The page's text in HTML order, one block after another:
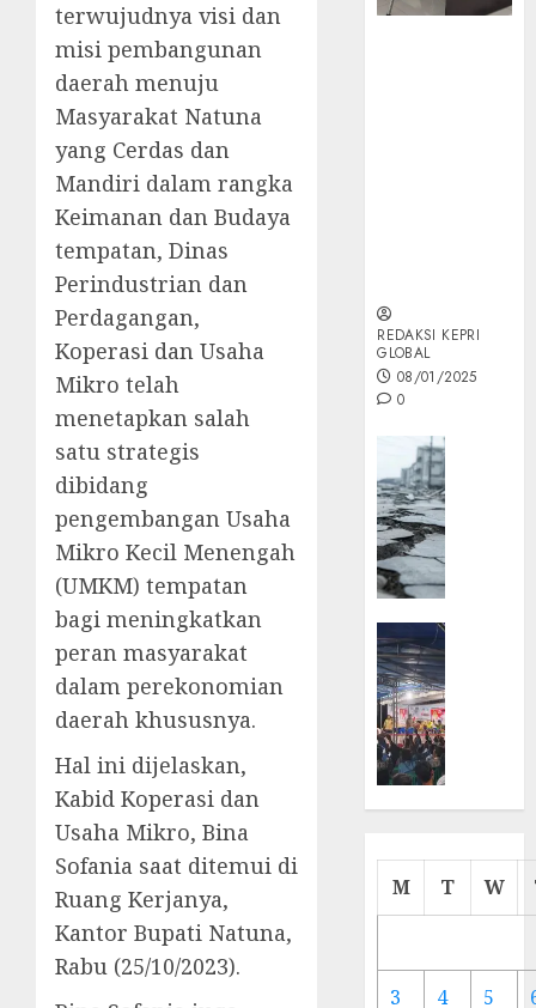
terwujudnya visi dan
misi pembangunan
daerah menuju
Masyarakat Natuna
yang Cerdas dan
Mandiri dalam rangka
Keimanan dan Budaya
tempatan, Dinas
Perindustrian dan
Perdagangan,
Koperasi dan Usaha
Mikro telah
menetapkan salah
satu strategis
dibidang
pengembangan Usaha
Mikro Kecil Menengah
(UMKM) tempatan
bagi meningkatkan
peran masyarakat
dalam perekonomian
daerah khususnya.
Hal ini dijelaskan,
Kabid Koperasi dan
Usaha Mikro, Bina
Sofania saat ditemui di
Ruang Kerjanya,
Kantor Bupati Natuna,
Rabu (25/10/2023).
REDAKSI KEPRI
GLOBAL
08/01/2025
0
Cermin
Ibu
M T W
3 4 5